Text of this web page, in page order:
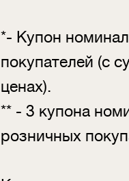
*- Купон
покупателей (с
ценах).
** - 3 купона
розничных